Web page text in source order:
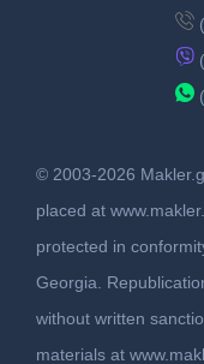
© 2003-2026
placed at
protected in
Georgia.
without written
materials at